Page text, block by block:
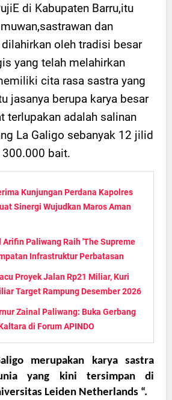
di Kabupaten Barru,itu
dan
oleh tradisi besar
yang telah melahirkan
cita rasa sastra yang
jasanya berupa karya besar
terlupakan adalah salinan
La Galigo sebanyak 12 jilid
bait.
Kunjungan Perdana Kapolres
Sinergi Wujudkan Maros Aman
Arifin Paliwang Raih 'The Supreme
Infrastruktur Perbatasan
Proyek Jalan Rp21 Miliar, Kuri
Target Rampung Desember 2026
Zainal Paliwang: Buka Gerbang
di Forum APINDO
merupakan karya sastra
yang kini tersimpan di
Leiden Netherlands “.